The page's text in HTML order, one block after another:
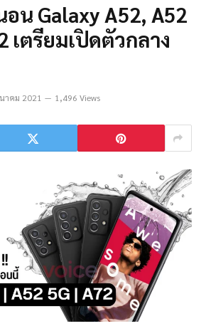
น Galaxy A52, A52
เตรียมเปิดตัวกลาง
าคม 2021 1,496 Views